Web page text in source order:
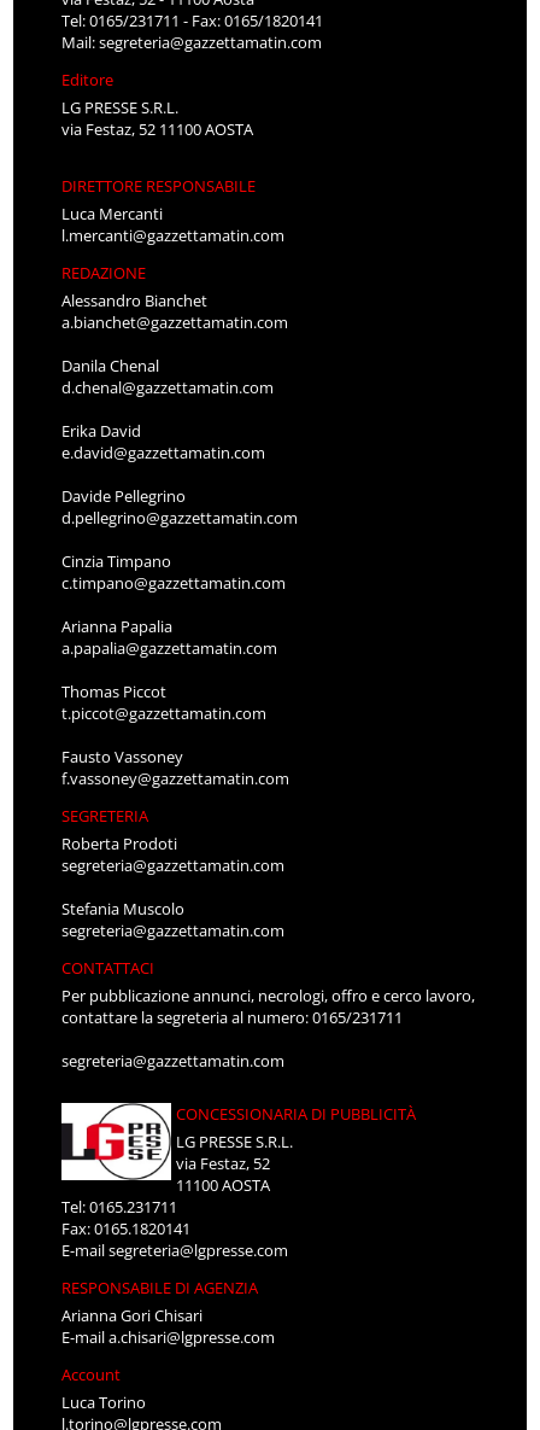
Tel: 0165/231711 - Fax: 0165/1820141
Mail:segreteria@gazzettamatin.com
Editore
LG PRESSE S.R.L.
via Festaz, 52 11100 AOSTA
DIRETTORE RESPONSABILE
Luca Mercanti
l.mercanti@gazzettamatin.com
REDAZIONE
Alessandro Bianchet
a.bianchet@gazzettamatin.com
Danila Chenal
d.chenal@gazzettamatin.com
Erika David
e.david@gazzettamatin.com
Davide Pellegrino
d.pellegrino@gazzettamatin.com
Cinzia Timpano
c.timpano@gazzettamatin.com
Arianna Papalia
a.papalia@gazzettamatin.com
Thomas Piccot
t.piccot@gazzettamatin.com
Fausto Vassoney
f.vassoney@gazzettamatin.com
SEGRETERIA
Roberta Prodoti
segreteria@gazzettamatin.com
Stefania Muscolo
segreteria@gazzettamatin.com
CONTATTACI
Per pubblicazione annunci, necrologi, offro e cerco lavoro,
contattare la segreteria al numero: 0165/231711
segreteria@gazzettamatin.com
CONCESSIONARIA DI PUBBLICITÀ
LG PRESSE S.R.L.
via Festaz, 52
11100 AOSTA
Tel: 0165.231711
Fax: 0165.1820141
E-mailsegreteria@lgpresse.com
RESPONSABILE DI AGENZIA
Arianna Gori Chisari
E-maila.chisari@lgpresse.com
Account
Luca Torino
l.torino@lgpresse.com